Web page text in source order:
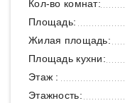
Кол-во комнат:
Площадь:
Жилая площадь:
Площадь кухни:
Этаж :
Этажность: